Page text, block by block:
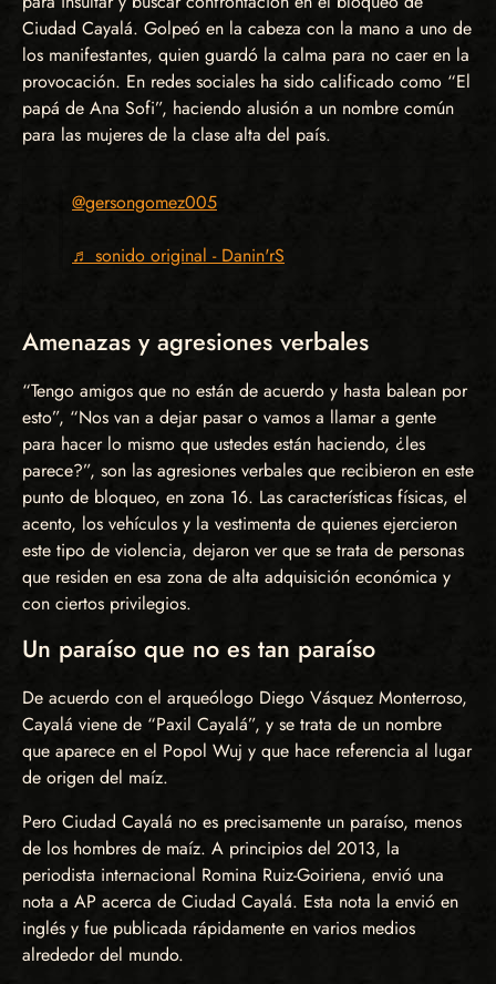
Ciudad Cayalá. Golpeó en la cabeza con la mano a uno de
los manifestantes, quien guardó la calma para no caer en la
provocación. En redes sociales ha sido calificado como “El
papá de Ana Sofi”, haciendo alusión a un nombre común
para las mujeres de la clase alta del país.
@gersongomez005
♬ sonido original - Danin'rS
Amenazas y agresiones verbales
“Tengo amigos que no están de acuerdo y hasta balean por
esto”, “Nos van a dejar pasar o vamos a llamar a gente
para hacer lo mismo que ustedes están haciendo, ¿les
parece?”, son las agresiones verbales que recibieron en este
punto de bloqueo, en zona 16. Las características físicas, el
acento, los vehículos y la vestimenta de quienes ejercieron
este tipo de violencia, dejaron ver que se trata de personas
que residen en esa zona de alta adquisición económica y
con ciertos privilegios.
Un paraíso que no es tan paraíso
De acuerdo con el arqueólogo Diego Vásquez Monterroso,
Cayalá viene de “Paxil Cayalá”, y se trata de un nombre
que aparece en el Popol Wuj y que hace referencia al lugar
de origen del maíz.
Pero Ciudad Cayalá no es precisamente un paraíso, menos
de los hombres de maíz. A principios del 2013, la
periodista internacional Romina Ruiz-Goiriena, envió una
nota a AP acerca de Ciudad Cayalá. Esta nota la envió en
inglés y fue publicada rápidamente en varios medios
alrededor del mundo.